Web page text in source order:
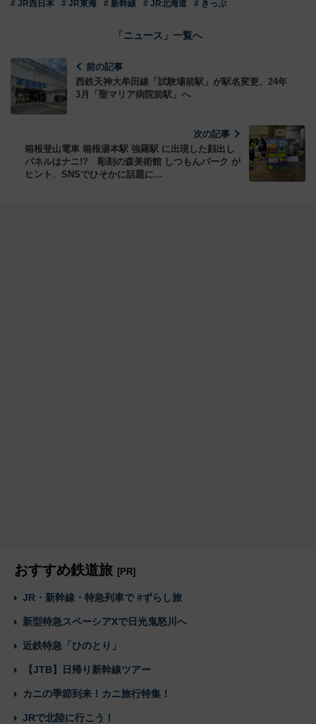
# JR西日本 # JR東海 # 新幹線 # JR北海道 # きっぷ
「ニュース」一覧へ
前の記事
西鉄天神大牟田線「試験場前駅」が駅名変更、24年
3月「聖マリア病院前駅」へ
次の記事
箱根登山電車 箱根湯本駅 強羅駅 に出現した顔出し
パネルはナニ!? 彫刻の森美術館 しつもんパーク が
ヒント、SNSでひそかに話題に…
おすすめ鉄道旅 [PR]
JR・新幹線・特急列車で #ずらし旅
新型特急スペーシアXで日光鬼怒川へ
近鉄特急「ひのとり」
【JTB】日帰り新幹線ツアー
カニの季節到来！カニ旅行特集！
JRで北陸に行こう！